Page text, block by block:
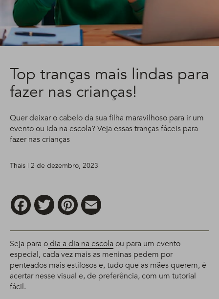
Top tranças mais lindas para
fazer nas crianças!
Quer deixar o cabelo da sua filha maravilhoso para ir um
evento ou ida na escola? Veja essas tranças fáceis para
fazer nas crianças
Thais | 2 de dezembro, 2023
FacebookTwitter Pinterest
Seja para odia a dia na escola ou para um evento
especial, cada vez mais as meninas pedem por
penteados mais estilosos e, tudo que as mães querem, é
acertar nesse visual e, de preferência, com um tutorial
fácil.